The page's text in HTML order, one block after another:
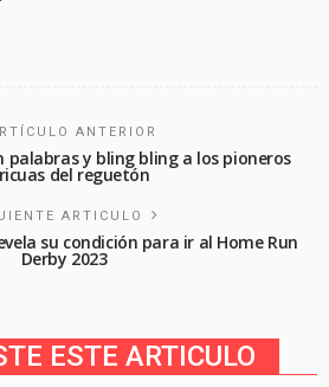
ANTERIOR
palabras y bling bling a los pioneros
del reguetón
ARTICULO
su condición para ir al Home Run
Derby 2023
ESTE ARTICULO